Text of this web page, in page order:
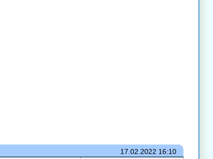
17.02.2022 16:10